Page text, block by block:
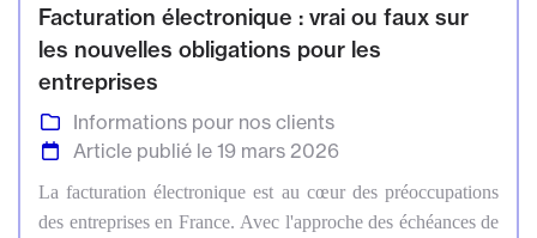
Facturation électronique : vrai ou faux sur
les nouvelles obligations pour les
entreprises
Informations pour nos clients
Article publié le 19 mars 2026
La facturation électronique est au cœur des préoccupations
des entreprises en France. Avec l'approche des échéances de